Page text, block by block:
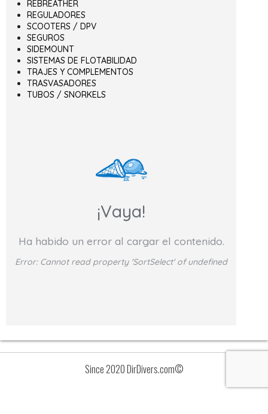
REBREATHER
REGULADORES
SCOOTERS / DPV
SEGUROS
SIDEMOUNT
SISTEMAS DE FLOTABILIDAD
TRAJES Y COMPLEMENTOS
TRASVASADORES
TUBOS / SNORKELS
¡Vaya!
Ha habido un error al cargar el contenido.
Error: Cannot read property 'SortSelect' of undefined
Since 2020 DirDivers.com©